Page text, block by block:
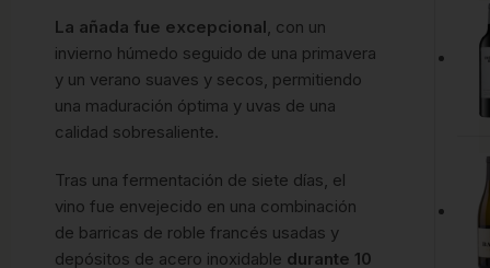
La añada fue excepcional, con un
invierno húmedo seguido de una primavera
y un verano suaves y secos, permitiendo
una maduración óptima y uvas de una
calidad sobresaliente.
Tras una fermentación de siete días, el
vino fue envejecido en una combinación
de barricas de roble francés usadas y
depósitos de acero inoxidable durante 10